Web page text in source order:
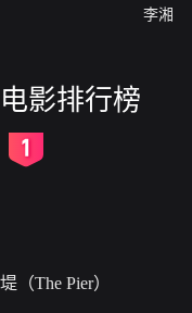
李湘
电影排行榜
堤（The Pier）